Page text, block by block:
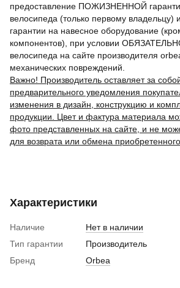
предоставление ПОЖИЗНЕННОЙ
велосипеда (только первому владельцу)
гарантии на навесное оборудование
компонентов), при условии
велосипеда на сайте производителя
механических повреждений.
Важно! Производитель оставляет за
предварительного уведомления
изменения в дизайн, конструкцию и
продукции. Цвет и фактура материала
фото представленных на сайте, и не
для возврата или обмена приобретенного
Характеристики
Наличие
Нет в наличии
Тип гарантии
Производитель
Бренд
Orbea